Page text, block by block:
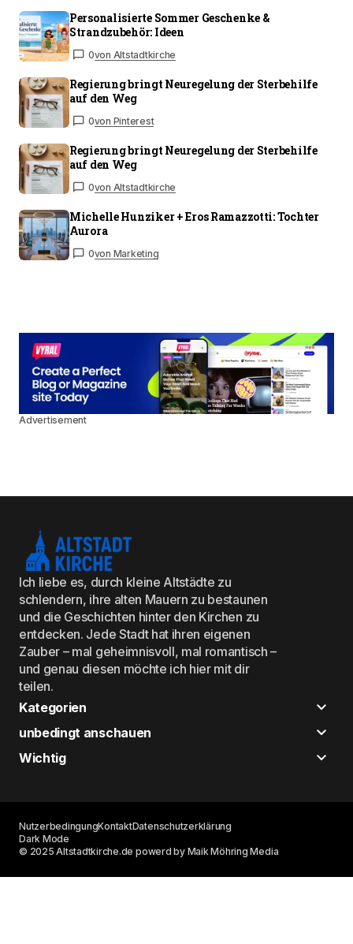
Personalisierte Sommer Geschenke &
Strandzubehör: Ideen
0von Altstadtkirche
Regierung bringt Neuregelung der Sterbehilfe
auf den Weg
0von Pinterest
Regierung bringt Neuregelung der Sterbehilfe
auf den Weg
0von Altstadtkirche
Michelle Hunziker + Eros Ramazzotti: Tochter
Aurora
0von Marketing
Advertisement
Ich liebe es, durch kleine Altstädte zu
schlendern, ihre alten Mauern zu bestaunen
und die Geschichten hinter den Kirchen zu
entdecken. Jede Stadt hat ihren eigenen
Zauber – mal geheimnisvoll, mal romantisch –
und genau diesen möchte ich hier mit dir
teilen.
Kategorien
unbedingt anschauen
Wichtig
© 2025 Altstadtkirche.de powerd by Maik Möhring Media
NutzerbedingungKontaktDatenschutzerklärung
Dark Mode